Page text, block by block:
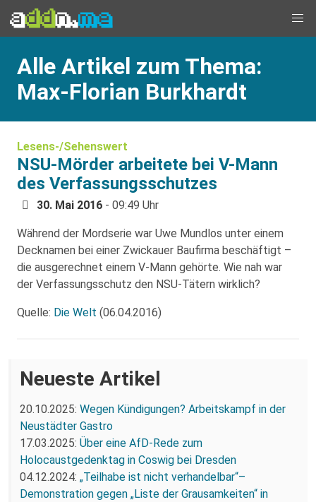
Alle Artikel zum Thema:
Max-Florian Burkhardt
Lesens-/Sehenswert
NSU-Mörder arbeitete bei V-Mann
des Verfassungsschutzes
30. Mai 2016 - 09:49 Uhr
Während der Mordserie war Uwe Mundlos unter einem
Decknamen bei einer Zwickauer Baufirma beschäftigt –
die ausgerechnet einem V-Mann gehörte. Wie nah war
der Verfassungsschutz den NSU-Tätern wirklich?
Quelle: Die Welt (06.04.2016)
Neueste Artikel
20.10.2025: Wegen Kündigungen? Arbeitskampf in der
Neustädter Gastro
17.03.2025: Über eine AfD-Rede zum
Holocaustgedenktag in Coswig bei Dresden
04.12.2024: „Teilhabe ist nicht verhandelbar“–
Demonstration gegen „Liste der Grausamkeiten“ in